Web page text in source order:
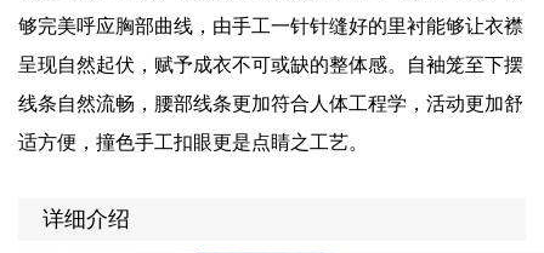
够完美呼应胸部曲线，由手工一针针缝好的里衬能够让衣襟
呈现自然起伏，赋予成衣不可或缺的整体感。自袖笼至下摆
线条自然流畅，腰部线条更加符合人体工程学，活动更加舒
适方便，撞色手工扣眼更是点睛之工艺。
详细介绍